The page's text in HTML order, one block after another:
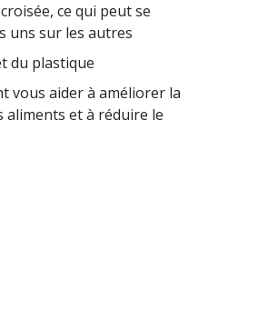
ce qui peut se
uns sur les autres
du plastique
vous aider à améliorer la
aliments et à réduire le